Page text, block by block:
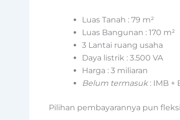
Luas Tanah : 79 m²
Luas Bangunan : 170 m²
3 Lantai ruang usaha
Daya listrik : 3.500 VA
Harga : 3 miliaran
Belum termasuk : IMB +
Pilihan pembayarannya pun